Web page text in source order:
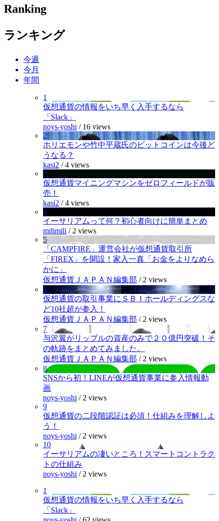
Ranking
ランキング
今週
今月
年間
1
仮想通貨の情報をいち早く入手するなら
「Slack」
noys-yoshi / 16 views
2
ホリエモンや竹中平蔵氏のビットコインは今後ど
うなる？
kasi2 /4 views
3
仮想通貨マイニングマシンをゼロフィールドが販
売！
kasi2 /4 views
4
イーサリアムって何？初心者向けに簡単まとめ
milimili / 2 views
5
「CAMPFIRE」運営会社が仮想通貨取引所
「FIREX」を開設！家入一真「お金をよりなめら
かに」
仮想通貨ＪＡＰＡＮ編集部 / 2 views
6
仮想通貨の取引事業にＳＢＩホールディングスな
ど10社超が参入！
仮想通貨ＪＡＰＡＮ編集部 / 2 views
7
与沢翼がリップルの資産のみで２０億円突破！そ
の軌跡をまとめてみました。
仮想通貨ＪＡＰＡＮ編集部 / 2 views
8
SNSから初！LINEが仮想通貨事業に参入情報動
画
noys-yoshi / 2 views
9
仮想通貨の二段階認証は必須！仕組みを理解しよ
う！
noys-yoshi / 2 views
10
イーサリアムの凄いところ！スマートコントラク
トの仕組み
noys-yoshi / 2 views
1
仮想通貨の情報をいち早く入手するなら
「Slack」